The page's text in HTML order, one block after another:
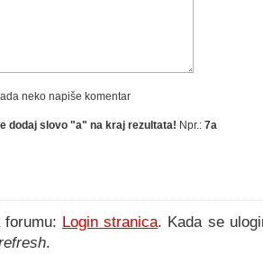
neko napiše komentar
dodaj slovo "a" na kraj rezultata! Npr.: 7a
forumu: Login stranica. Kada se
.